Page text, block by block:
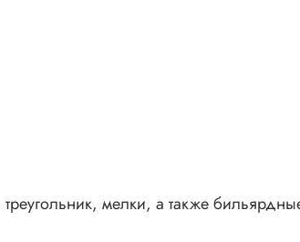
мелки, а также